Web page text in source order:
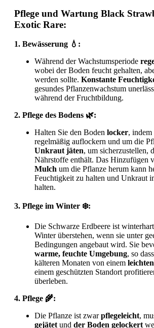
Pflege und Wartung Black
Exotic Rare:
1. Bewässerung 💧:
Während der Wachstumsperiode
wobei der Boden feucht gehalten,
werden sollte. Konstante
gesundes Pflanzenwachstum
während der Fruchtbildung.
2. Pflege des Bodens 🌿:
Halten Sie den Boden locker,
regelmäßig auflockern und um die
Unkraut jäten, um sicherzustellen,
Nährstoffe enthält. Das Hinzufügen
Mulch um die Pflanze herum kann
Feuchtigkeit zu halten und Unkraut
halten.
3. Pflege im Winter ❄️:
Die Schwarze Erdbeere ist
Winter überstehen, wenn sie unter
Bedingungen angebaut wird. Sie
warme, feuchte Umgebung, so
kälteren Monaten von einem
einem geschützten Standort
überleben.
4. Pflege 🌾:
Die Pflanze ist zwarpflegeleicht,
gejätetund der Boden gelockert